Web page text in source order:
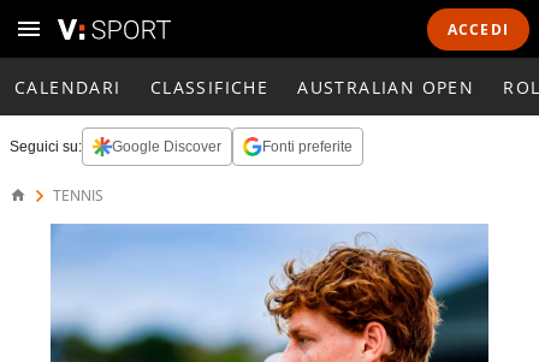
ACCEDI
CALENDARI CLASSIFICHE AUSTRALIAN OPEN
Seguici su: Google Discover Fonti preferite
TENNIS